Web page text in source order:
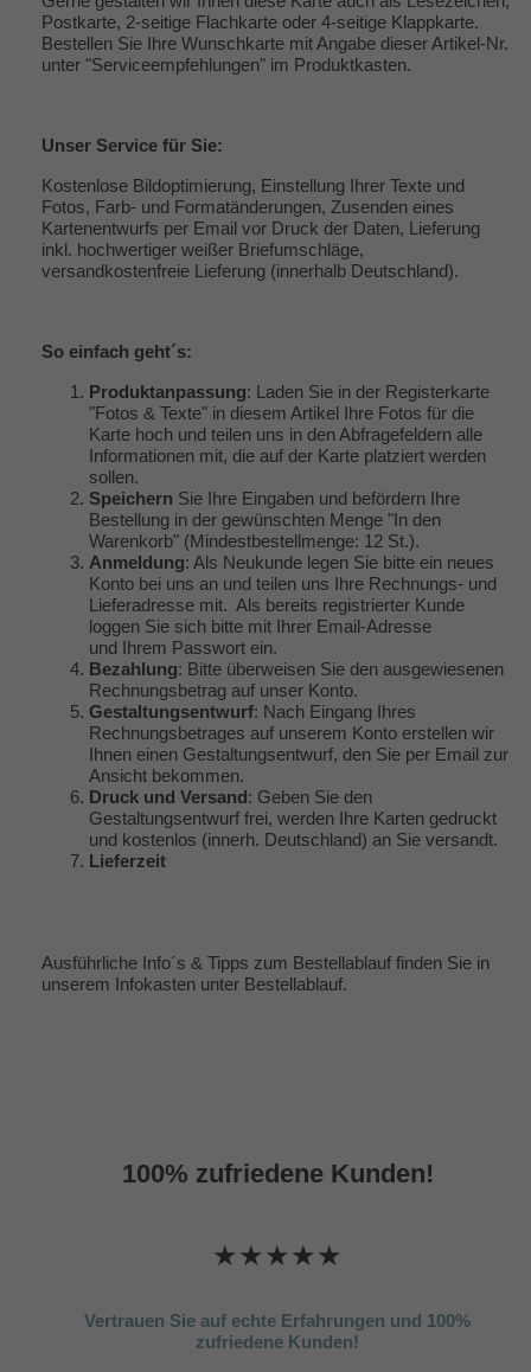
Postkarte, 2-seitige Flachkarte oder 4-seitige Klappkarte.
Bestellen Sie Ihre Wunschkarte mit Angabe dieser Artikel-Nr.
unter "Serviceempfehlungen" im Produktkasten.
Unser Service für Sie:
Kostenlose Bildoptimierung, Einstellung Ihrer Texte und
Fotos, Farb- und Formatänderungen, Zusenden eines
Kartenentwurfs per Email vor Druck der Daten, Lieferung
inkl. hochwertiger weißer Briefumschläge,
versandkostenfreie Lieferung (innerhalb Deutschland).
So einfach geht´s:
Produktanpassung: Laden Sie in der Registerkarte
"Fotos & Texte" in diesem Artikel Ihre Fotos für die
Karte hoch und teilen uns in den Abfragefeldern alle
Informationen mit, die auf der Karte platziert werden
sollen.
Speichern Sie Ihre Eingaben und befördern Ihre
Bestellung in der gewünschten Menge "In den
Warenkorb" (Mindestbestellmenge: 12 St.).
Anmeldung: Als Neukunde legen Sie bitte ein neues
Konto bei uns an und teilen uns Ihre Rechnungs- und
Lieferadresse mit. Als bereits registrierter Kunde
loggen Sie sich bitte mit Ihrer Email-Adresse
und Ihrem Passwort ein.
Bezahlung: Bitte überweisen Sie den ausgewiesenen
Rechnungsbetrag auf unser Konto.
Gestaltungsentwurf: Nach Eingang Ihres
Rechnungsbetrages auf unserem Konto erstellen wir
Ihnen einen Gestaltungsentwurf, den Sie per Email zur
Ansicht bekommen.
Druck und Versand: Geben Sie den
Gestaltungsentwurf frei, werden Ihre Karten gedruckt
und kostenlos (innerh. Deutschland) an Sie versandt.
Lieferzeit
Ausführliche Info´s & Tipps zum Bestellablauf finden Sie in
unserem Infokasten unter Bestellablauf.
100% zufriedene Kunden!
★★★★★
Vertrauen Sie auf echte Erfahrungen und 100%
zufriedene Kunden!